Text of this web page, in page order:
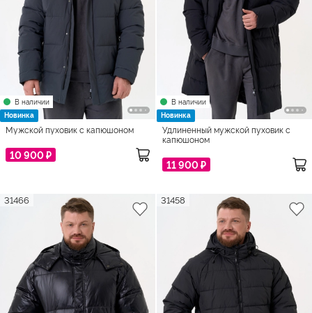
В наличии
Новинка
Мужской пуховик с капюшоном
10 900 ₽
В наличии
Новинка
Удлиненный мужской пуховик с
капюшоном
11 900 ₽
31466 31458